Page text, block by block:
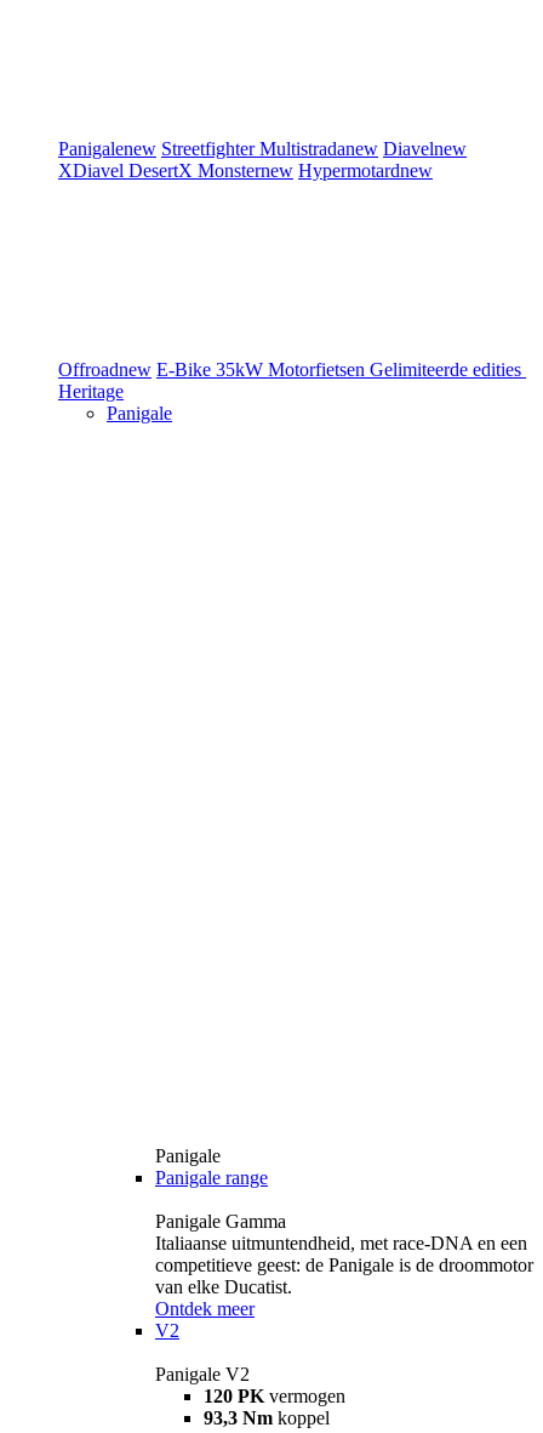
Panigalenew StreetfighterMultistradanew Diavelnew
XDiavel DesertX Monsternew Hypermotardnew
Offroadnew E-Bike 35kW Motorfietsen Gelimiteerde edities
Heritage
Panigale
Panigale
Panigale range
Panigale Gamma
Italiaanse uitmuntendheid, met race-DNA en een
competitieve geest: de Panigale is de droommotor
van elke Ducatist.
Ontdek meer
V2
Panigale V2
120 PK vermogen
93,3 Nm koppel